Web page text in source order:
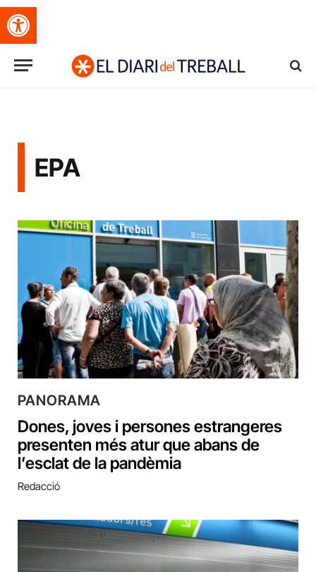
Obre la barra d'eines
EPA
PANORAMA
Dones, joves i persones estrangeres
presenten més atur que abans de
l’esclat de la pandèmia
Redacció